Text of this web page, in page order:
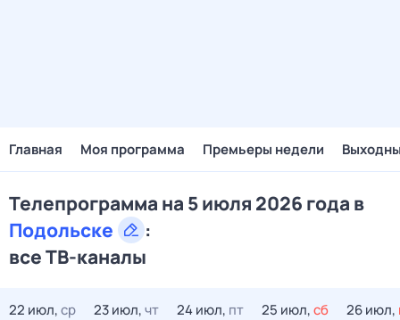
Главная Моя программа Премьеры недели
Телепрограмма на 5 июля 2026 года в
Подольске
:
все ТВ-каналы
22 июл,ср 23 июл,чт 24 июл, пт 25 июл,сб 26 июл,